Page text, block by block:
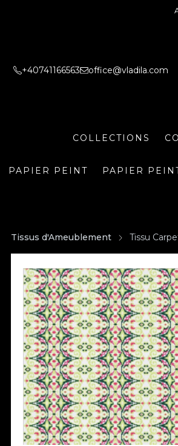
+40741166563 office@vladila.com
COLLECTIONS
PAPIER PEINT PAPIER
Tissus d'Ameublement Tissu